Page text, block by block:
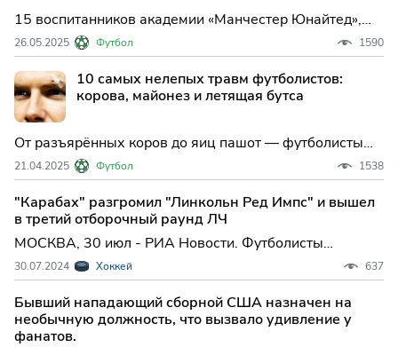
15 воспитанников академии «Манчестер Юнайтед»,
дебютировавших при Луи ван Гале, и их дальнейшие
карьеры — от взлётов до новых вызовов в футболе.
26.05.2025 Футбол 1590
10 самых нелепых травм футболистов:
корова, майонез и летящая бутса
От разъярённых коров до яиц пашот — футболисты
получают травмы в самых неожиданных ситуациях.
Эти редкие, но курьёзные случаи доказывают:
опасность подстерегает их где угодно.
21.04.2025 Футбол 1538
"Карабах" разгромил "Линкольн Ред Импс" и вышел
в третий отборочный раунд ЛЧ
МОСКВА, 30 июл - РИА Новости. Футболисты
азербайджанского "Карабаха" пробились в третий
квалификационный раунд Лиги чемпионов, разгромив
на своем поле гибралтарский "Линкольн Ред Импс" в
ответном матч...
30.07.2024 Хоккей 637
Бывший нападающий сборной США назначен на
необычную должность, что вызвало удивление у
фанатов.